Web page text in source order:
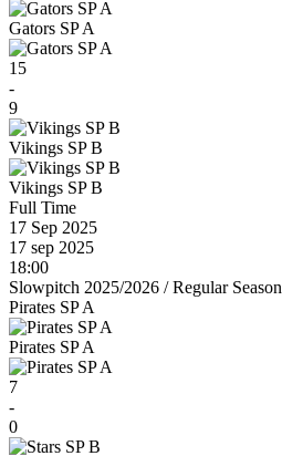
Gators SP A
15
-
9
Vikings SP B
Vikings SP B
Full Time
17 Sep 2025
17 sep 2025
18:00
Slowpitch 2025/2026 /Regular Season
Pirates SP A
Pirates SP A
7
-
0